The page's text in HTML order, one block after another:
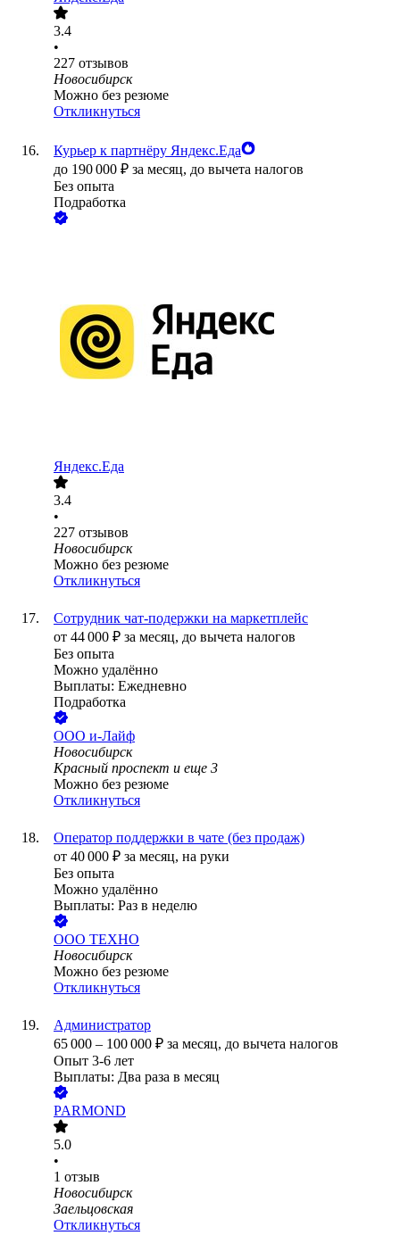
3.4
•
227 отзывов
Новосибирск
Можно без резюме
Откликнуться
Курьер к партнёру Яндекс.Еда
до 190 000 ₽ за месяц, до вычета налогов
Без опыта
Подработка
Яндекс.Еда
3.4
•
227 отзывов
Новосибирск
Можно без резюме
Откликнуться
Сотрудник чат-подержки на маркетплейс
от 44 000 ₽ за месяц, до вычета налогов
Без опыта
Можно удалённо
Выплаты: Ежедневно
Подработка
ООО и-Лайф
Новосибирск
Красный проспект и еще 3
Можно без резюме
Откликнуться
Оператор поддержки в чате (без продаж)
от 40 000 ₽ за месяц, на руки
Без опыта
Можно удалённо
Выплаты: Раз в неделю
ООО ТЕХНО
Новосибирск
Можно без резюме
Откликнуться
Администратор
65 000 – 100 000 ₽ за месяц, до вычета налогов
Опыт 3-6 лет
Выплаты: Два раза в месяц
PARMOND
5.0
•
1 отзыв
Новосибирск
Заельцовская
Откликнуться